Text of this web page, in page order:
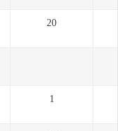
20
1